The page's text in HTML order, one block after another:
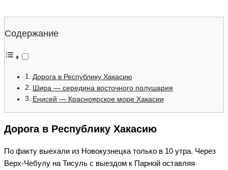
Содержание
Дорога в Республику Хакасию
Шира — середина восточного полушария
Енисей — Красноярское море Хакасии
Дорога в Республику Хакасию
По факту выехали из Новокузнецка только в 10 утра. Через
Верх-Чебулу на Тисуль с выездом к Парной оставляя